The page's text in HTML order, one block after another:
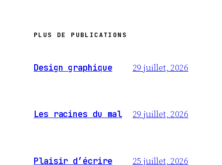
PLUS DE PUBLICATIONS
Design graphique 29 juillet, 2026
Les racines du mal 29 juillet, 2026
Plaisir d’écrire 25 juillet, 2026